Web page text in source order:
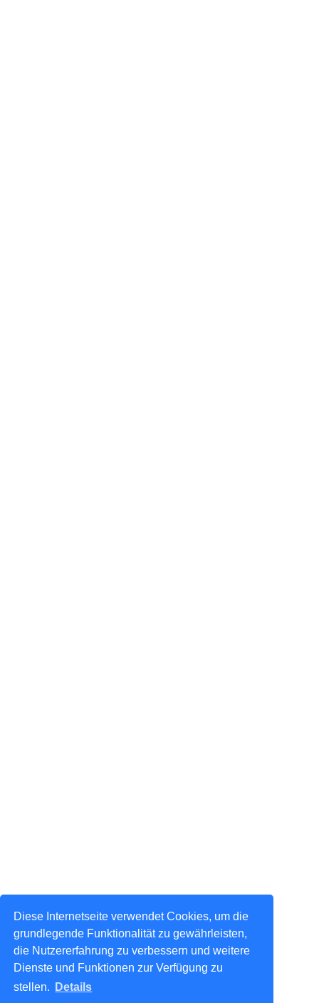
Diese Internetseite verwendet Cookies, um die
grundlegende Funktionalität zu gewährleisten,
die Nutzererfahrung zu verbessern und weitere
Dienste und Funktionen zur Verfügung zu
stellen.
Details